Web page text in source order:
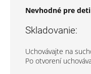
Nevhodné pre
Skladovanie:
Uchovávajte na
Po otvorení